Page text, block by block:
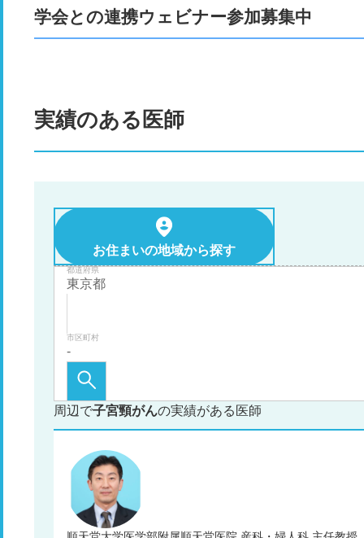
学会との連携ウェビナー参加募集中
実績のある医師
お住まいの地域から探す
都道府県
市区町村
周辺で子宮頸がんの実績がある医師